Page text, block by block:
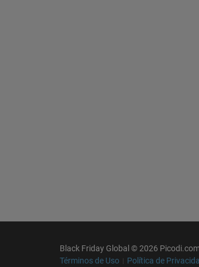
Black Friday Global © 2026
Términos de Uso
Política de